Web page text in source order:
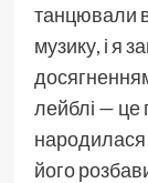
танцювали
музику, і я
лейблі — це
народилася
його